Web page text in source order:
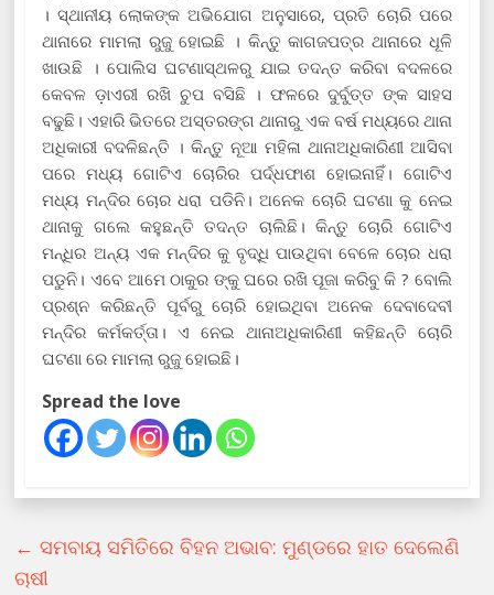
। ସ୍ଥାନୀୟ ଲୋକଙ୍କ ଅଭିଯୋଗ ଅନୁସାରେ, ପ୍ରତି ଚୋରି ପରେ
ଥାନାରେ ମାମଲା ରୁଜୁ ହୋଇଛି । କିନ୍ତୁ କାଗଜପତ୍ର ଥାନାରେ ଧୂଳି
ଖାଉଛି । ପୋଲିସ ଘଟଣାସ୍ଥଳରୁ ଯାଇ ତଦନ୍ତ କରିବା ବଦଳରେ
କେବଳ ଡ଼ାଏରୀ ରଖି ଚୁପ ବସିଛି । ଫଳରେ ଦୁର୍ବୁତ୍ତ ଙ୍କ ସାହସ
ବଢୁଛି। ଏହାରି ଭିତରେ ଅସ୍ତରଙ୍ଗ ଥାନାରୁ ଏକ ବର୍ଷ ମଧ୍ୟରେ ଥାନା
ଅଧିକାରୀ ବଦଳିଛନ୍ତି । କିନ୍ତୁ ନୂଆ ମହିଳା ଥାନାଅଧିକାରିଣୀ ଆସିବା
ପରେ ମଧ୍ୟ ଗୋଟିଏ ଚୋରିର ପର୍ଦ୍ଧଫାଶ ହୋଇନାହିଁ। ଗୋଟିଏ
ମଧ୍ୟ ମନ୍ଦିର ଚୋର ଧରା ପଡିନି। ଅନେକ ଚୋରି ଘଟଣା କୁ ନେଇ
ଥାନାକୁ ଗଲେ କହୁଛନ୍ତି ତଦନ୍ତ ଚାଲିଛି। କିନ୍ତୁ ଚୋରି ଗୋଟିଏ
ମନ୍ଧିର ଅନ୍ୟ ଏକ ମନ୍ଦିର କୁ ବୃଦ୍ଧି ପାଉଥିବା ବେଳେ ଚୋର ଧରା
ପଡୁନି। ଏବେ ଆମେ ଠାକୁର ଙ୍କୁ ଘରେ ରଖି ପୂଜା କରିବୁ କି ? ବୋଲି
ପ୍ରଶ୍ନ କରିଛନ୍ତି ପୂର୍ବରୁ ଚୋରି ହୋଇଥିବା ଅନେକ ଦେବାଦେବୀ
ମନ୍ଦିର କର୍ମକର୍ତ୍ତା। ଏ ନେଇ ଥାନାଅଧିକାରିଣୀ କହିଛନ୍ତି ଚୋରି
ଘଟଣା ରେ ମାମଲା ରୁଜୁ ହୋଇଛି।
Spread the love
← ସମବାୟ ସମିତିରେ ବିହନ ଅଭାବ: ମୁଣ୍ଡରେ ହାତ ଦେଲେଣି
ଚାଷୀ